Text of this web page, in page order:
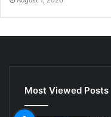
Most Viewed Posts